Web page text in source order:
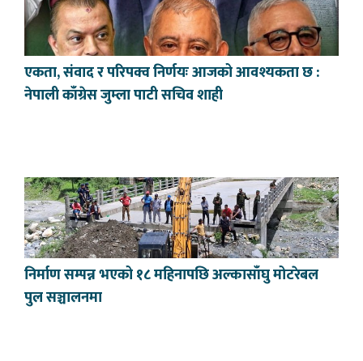
एकता, संवाद र परिपक्व निर्णयः आजको आवश्यकता छ :
नेपाली काँग्रेस जुम्ला पाटी सचिव शाही
निर्माण सम्पन्न भएको १८ महिनापछि अल्कासाँघु मोटरेबल
पुल सञ्चालनमा